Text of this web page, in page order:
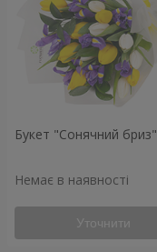
Букет "Сонячний бриз"
Немає в наявності
Уточнити